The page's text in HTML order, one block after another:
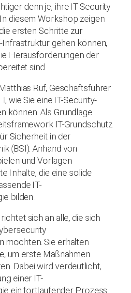
denn je, ihre IT-Security
diesem Workshop zeigen
ersten Schritte zur
Infrastruktur gehen können,
Herausforderungen der
sind.
Ruf, Geschäftsführer
wie Sie eine IT-Security-
können. Als Grundlage
IT-Grundschutz
Sicherheit in der
(BSI). Anhand von
und Vorlagen
Inhalte, die eine solide
IT-
bilden.
sich an alle, die sich
möchten. Sie erhalten
um erste Maßnahmen
Dabei wird verdeutlicht,
einer IT-
ein fortlaufender Prozess